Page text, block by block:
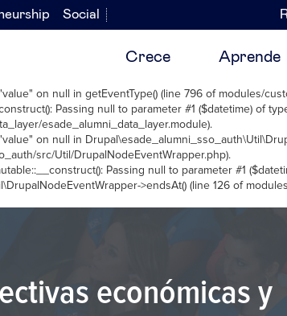
Social
Crece Aprende
on null ingetEventType() (line796 of modules/
Passing null to parameter #1 ($datetime) of
esade_alumni_data_layer.module).
on null in
src/Util/DrupalNodeEventWrapper.php).
Passing null to parameter #1
>endsAt() (line126 of
económicas y